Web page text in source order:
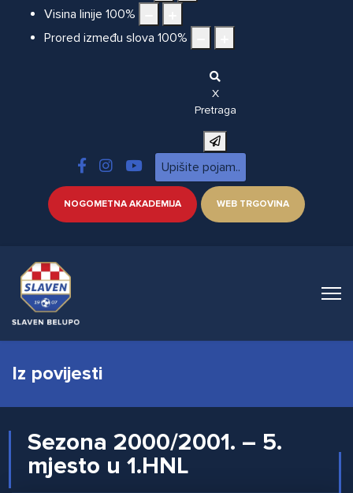
Visina linije 100%
Prored između slova 100%
X
Pretraga
NOGOMETNA AKADEMIJA WEB TRGOVINA
Iz povijesti
Sezona 2000/2001. – 5.
mjesto u 1.HNL